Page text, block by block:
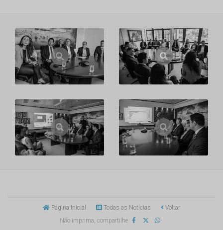
Página Inicial Todas as Notícias
Voltar
Não imprima, compartilhe